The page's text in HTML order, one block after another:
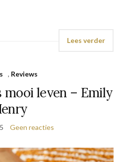
Lees verder
, Reviews
leven – Emily
Geen reacties